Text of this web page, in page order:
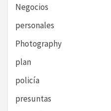
Negocios
personales
Photography
plan
policía
presuntas